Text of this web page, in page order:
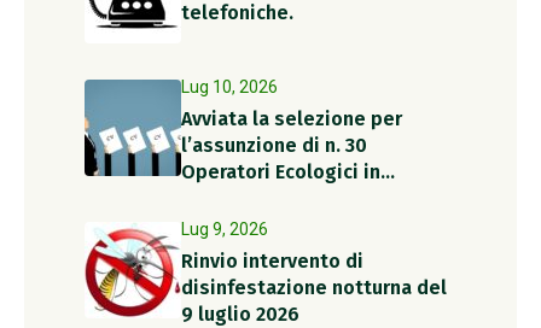
telefoniche.
Lug 10, 2026
Avviata la selezione per
l’assunzione di n. 30
Operatori Ecologici in
periodo estivo
Lug 9, 2026
Rinvio intervento di
disinfestazione notturna del
9 luglio 2026